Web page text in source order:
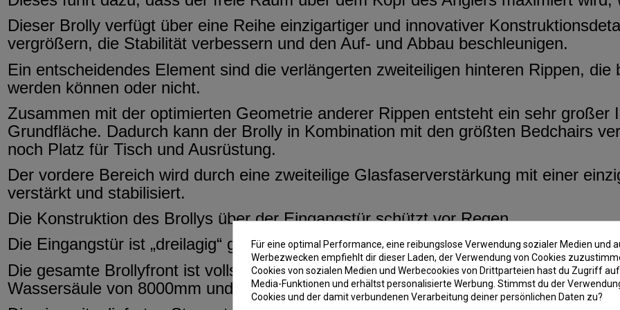
Dieser Brolly verfügt über eine Reihe einzigartiger und innovativer
vergrößern, die Stabilität verbessern und den Auf- und Abbau beschleunigen.
Ein entscheidendes Element sind die verlängerten zweiteiligen hinteren Rippen,
werden können oder nicht.
Zusammen mit der optimierten Geometrie anderer Rippen entsteht ein sehr großer
Grundfläche. Dadurch kann der Brolly in Kombination mit den größten Bedchairs
noch Platz für Tisch und Ausrüstung.
Der vordere Bereich wird durch eine zweiteilige Glasfaserverstärkung mit einer
verstärkt und stabilisiert.
Die Konstruktion des Brollys über der Eingangstür schützt vor Regen.
Die Eingangstür ist „dreilagig“ gestaltet (Moskitonetz / transparentes PVC Fenster /
Die gesamte Brollyfront ist vollständig abnehmbar. Das M-TEC300-Material mit
Wassersäule von 8000mm und eine erhöhte mechanische Widerstandsfähigkeit.
Für eine optimal Performance, eine reibungslose Verwendung sozialer Medien und
Werbezwecken empfiehlt dir dieser Laden, der Verwendung von Cookies
Cookies von sozialen Medien und Werbecookies von Drittparteien hast du Zugriff
Media-Funktionen und erhältst personalisierte Werbung. Stimmst du der
Cookies und der damit verbundenen Verarbeitung deiner persönlichen Daten zu?